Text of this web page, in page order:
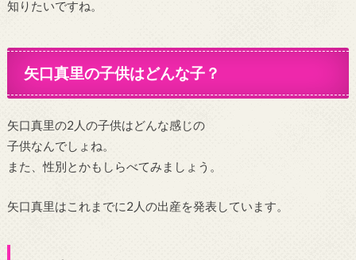
知りたいですね。
矢口真里の子供はどんな子？
矢口真里の2人の子供はどんな感じの
子供なんでしょね。
また、性別とかもしらべてみましょう。
矢口真里はこれまでに2人の出産を発表しています。